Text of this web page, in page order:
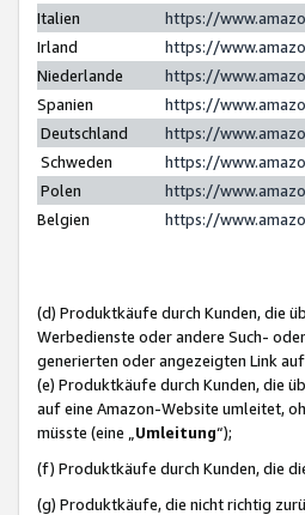
Italien
https://
Irland
https://
Niederlande
https://
Spanien
https://
Deutschland
https://
Schweden
https://
Polen
https://
Belgien
https://
(d) Produktkäufe durch Kunden, die
Werbedienste oder andere Such-
generierten oder angezeigten Link
(e) Produktkäufe durch Kunden, die
auf eine Amazon-Website umleitet,
müsste (eine „ Umleitung“);
(f) Produktkäufe durch Kunden, die
(g) Produktkäufe, die nicht richtig